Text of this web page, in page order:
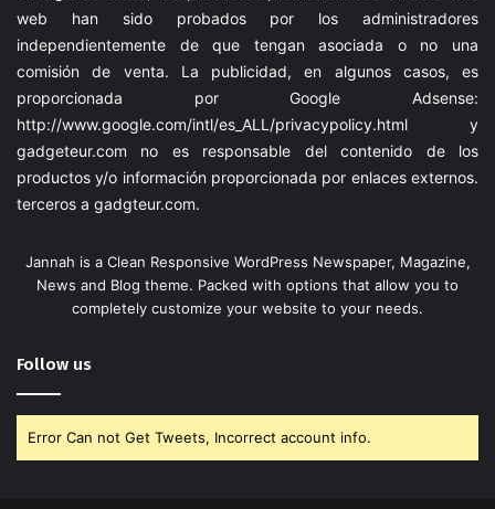
web han sido probados por los administradores
independientemente de que tengan asociada o no una
comisión de venta. La publicidad, en algunos casos, es
proporcionada por Google Adsense:
http://www.google.com/intl/es_ALL/privacypolicy.html y
gadgeteur.com no es responsable del contenido de los
productos y/o información proporcionada por enlaces externos.
terceros a gadgteur.com.
Jannah is a Clean Responsive WordPress Newspaper, Magazine,
News and Blog theme. Packed with options that allow you to
completely customize your website to your needs.
Follow us
Error Can not Get Tweets, Incorrect account info.